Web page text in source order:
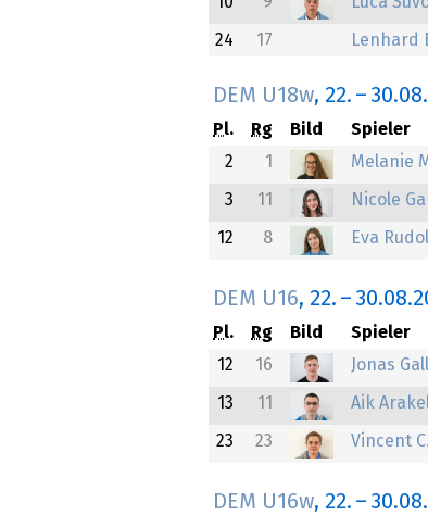
24 17 Lenhard
DEM U18w, 22. –
Pl. Rg Bild Spieler
2
1 Melanie
3 11 Nicole
12 8 Eva
DEM U16, 22. –
Pl. Rg Bild Spieler
12
16 Jonas
13 11 Aik
23 23 Vincent
DEM U16w, 22. –